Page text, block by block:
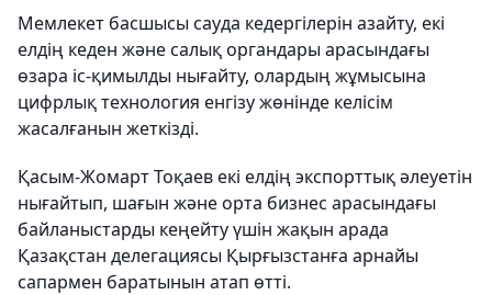
Мемлекет басшысы сауда кедергілерін азайту, екі
елдің кеден және салық органдары арасындағы
өзара іс-қимылды нығайту, олардың жұмысына
цифрлық технология енгізу жөнінде келісім
жасалғанын жеткізді.
Қасым-Жомарт Тоқаев екі елдің экспорттық әлеуетін
нығайтып, шағын және орта бизнес арасындағы
байланыстарды кеңейту үшін жақын арада
Қазақстан делегациясы Қырғызстанға арнайы
сапармен баратынын атап өтті.